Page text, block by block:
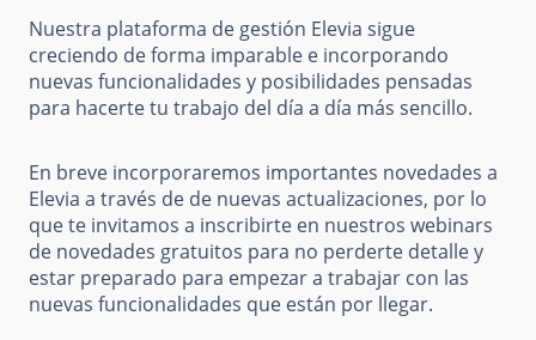
Nuestra plataforma de gestión Elevia sigue
creciendo de forma imparable e incorporando
nuevas funcionalidades y posibilidades pensadas
para hacerte tu trabajo del día a día más sencillo.
En breve incorporaremos importantes novedades a
Elevia a través de de nuevas actualizaciones, por lo
que te invitamos a inscribirte en nuestros webinars
de novedades gratuitos para no perderte detalle y
estar preparado para empezar a trabajar con las
nuevas funcionalidades que están por llegar.